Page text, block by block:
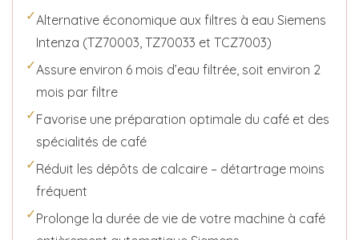
✓Alternative économique aux filtres à eau Siemens
Intenza (TZ70003, TZ70033 et TCZ7003)
✓Assure environ 6 mois d’eau filtrée, soit environ 2
mois par filtre
✓Favorise une préparation optimale du café et des
spécialités de café
✓Réduit les dépôts de calcaire – détartrage moins
fréquent
✓Prolonge la durée de vie de votre machine à café